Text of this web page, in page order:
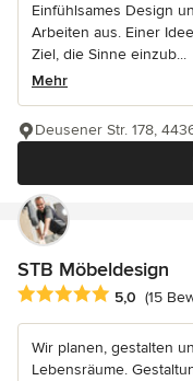
Einfühlsames Design
Arbeiten aus. Einer
Ziel, die Sinne einzub...
Mehr
Deusener Str. 178,
STB Möbeldesign
Durchschnittliche
5,0 (15
Wir planen, gestalten
Lebensräume.